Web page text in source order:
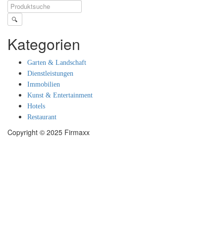
🔍
Kategorien
Garten & Landschaft
Dienstleistungen
Immobilien
Kunst & Entertainment
Hotels
Restaurant
Copyright © 2025 Firmaxx